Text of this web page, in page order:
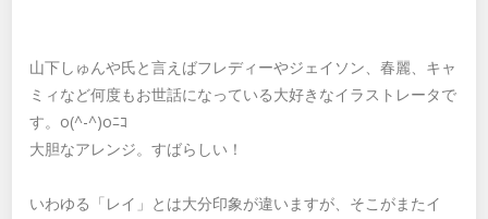
山下しゅんや氏と言えばフレディーやジェイソン、春麗、キャ
ミィなど何度もお世話になっている大好きなイラストレータで
す。o(^-^)oﾆｺ
大胆なアレンジ。すばらしい！
いわゆる「レイ」とは大分印象が違いますが、そこがまたイ